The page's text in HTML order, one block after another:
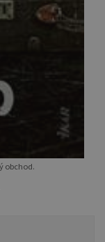
obchod.